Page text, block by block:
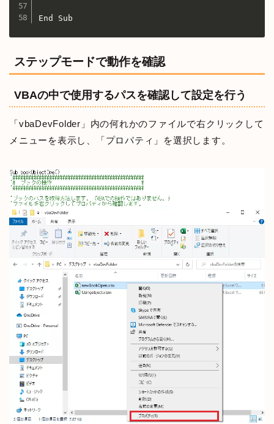
End Sub
ステップモードで動作を確認
VBAの中で使用するパスを確認して設定を行う
「vbaDevFolder」内の何れかのファイルで右クリックして
メニューを表示し、「プロパティ」を選択します。